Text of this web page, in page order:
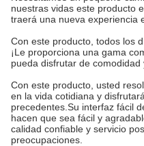
nuestras vidas este producto
traerá una nueva experiencia
Con este producto, todos los
¡Le proporciona una gama
pueda disfrutar de comodidad
Con este producto, usted
en la vida cotidiana y
precedentes.Su interfaz fácil
hacen que sea fácil y
calidad confiable y servicio
preocupaciones.